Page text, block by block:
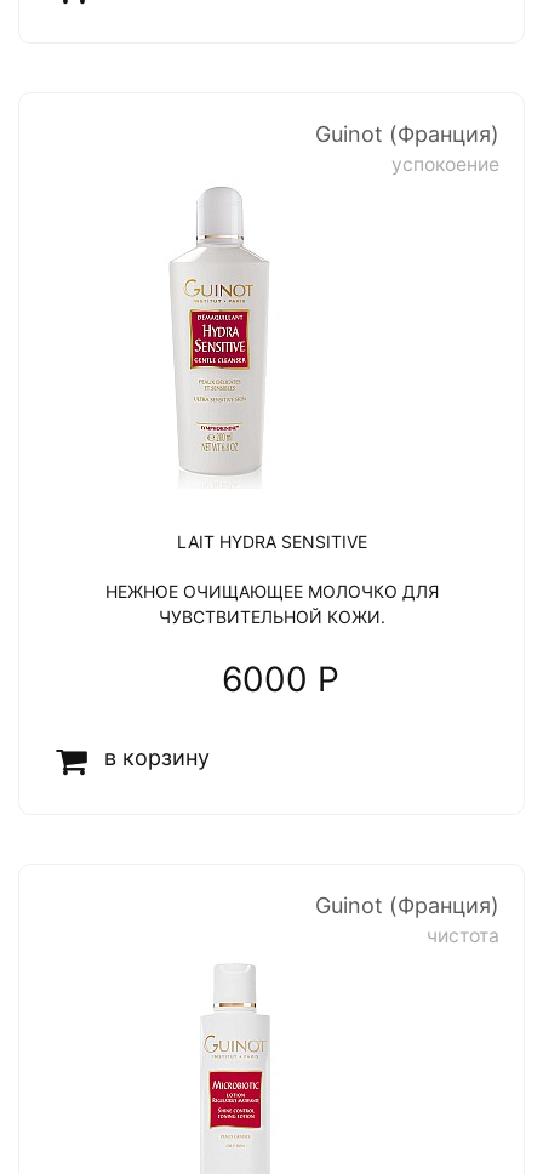
Guinot (Франция)
успокоение
LAIT HYDRA SENSITIVE
НЕЖНОЕ ОЧИЩАЮЩЕЕ МОЛОЧКО ДЛЯ
ЧУВСТВИТЕЛЬНОЙ КОЖИ.
6000 P
в корзину
Guinot (Франция)
чистота